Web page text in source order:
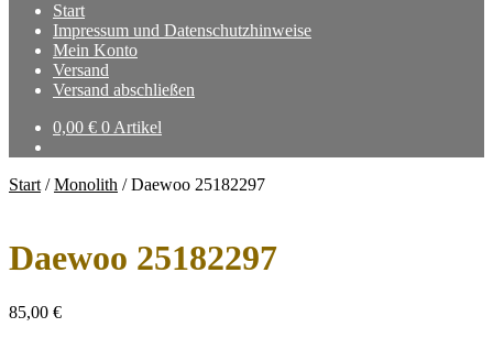
Start
Impressum und Datenschutzhinweise
Mein Konto
Versand
Versand abschließen
0,00 € 0 Artikel
Start /Monolith /Daewoo 25182297
Daewoo 25182297
85,00 €